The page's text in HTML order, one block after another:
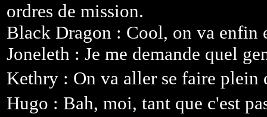
ordres de mission.
Black Dragon : Cool, on va enfin
Joneleth : Je me demande quel
Kethry : On va aller se faire
Hugo : Bah, moi, tant que c'est